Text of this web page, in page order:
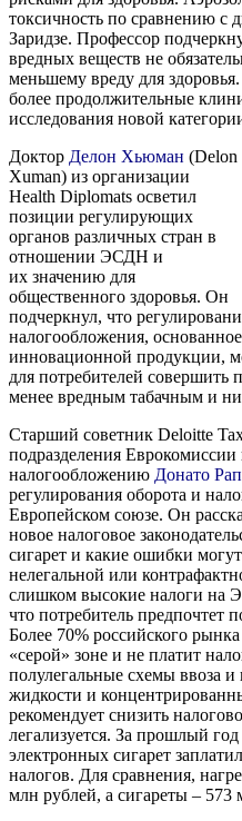
токсичность по сравнению с
Заридзе. Профессор
вредных веществ не
меньшему вреду для
более продолжительные
исследования новой
Доктор Делон Хьюман (Delon
Xuman) из организации
Health Diplomats осветил
позиции регулирующих
органов различных стран в
отношении ЭСДН и
их значению для
общественного здоровья. Он
подчеркнул, что
налогообложения,
инновационной продукции,
для потребителей совершить
менее вредным табачным и
Старший советник Deloitte
подразделения
налогообложению Донато
регулирования оборота и
Европейском союзе. Он
новое налоговое
сигарет и какие ошибки
нелегальной или
слишком высокие налоги на
что потребитель предпочтет
Более 70% российского
«серой» зоне и не платит
полулегальные схемы ввоза
жидкости и
рекомендует снизить
легализуется. За прошлый
электронных сигарет
налогов. Для сравнения,
млн рублей, а сигареты – 573